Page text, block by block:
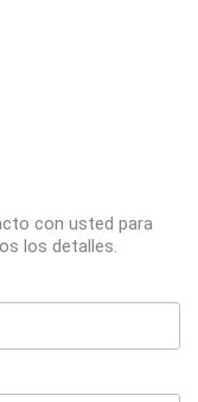
con usted para
los detalles.